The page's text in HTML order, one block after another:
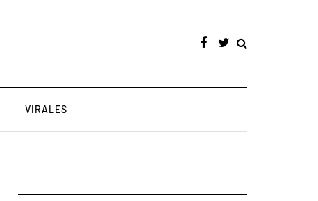
VIRALES